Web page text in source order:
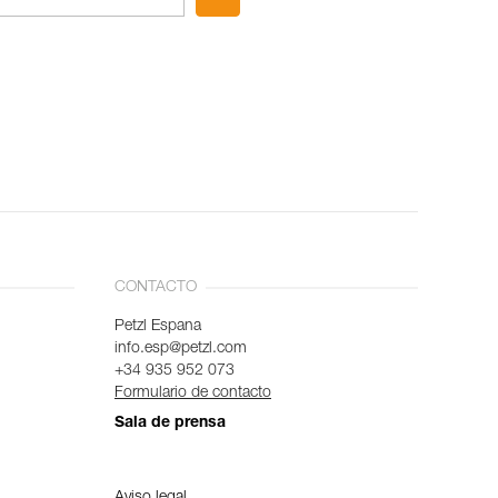
CONTACTO
Petzl Espana
info.esp@petzl.com
+34 935 952 073
Formulario de contacto
Sala de prensa